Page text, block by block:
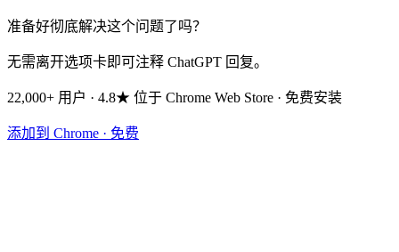
准备好彻底解决这个问题了吗？
无需离开选项卡即可注释 ChatGPT 回复。
22,000+ 用户 · 4.8★ 位于 Chrome Web Store · 免费安装
添加到 Chrome · 免费